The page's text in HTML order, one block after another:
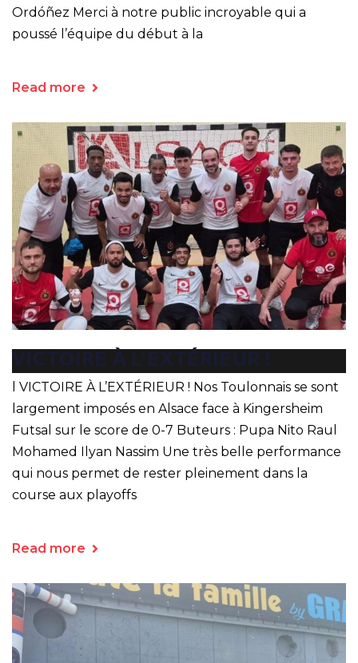
Ordóñez Merci à notre public incroyable qui a
poussé l’équipe du début à la
Read more
VICTOIRE À L’EXTÉRIEUR !
l VICTOIRE À L’EXTÉRIEUR ! Nos Toulonnais se sont
largement imposés en Alsace face à Kingersheim
Futsal sur le score de 0-7 Buteurs : Pupa Nito Raul
Mohamed Ilyan Nassim Une très belle performance
qui nous permet de rester pleinement dans la
course aux playoffs
Read more